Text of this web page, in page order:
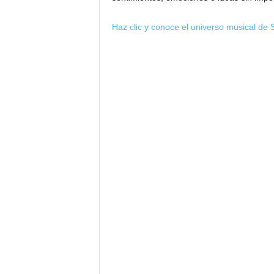
Haz clic y conoce el universo musical de